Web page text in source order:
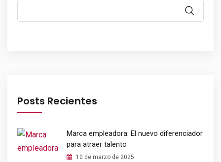
Posts Recientes
Marca empleadora: El nuevo diferenciador
para atraer talento
10 de marzo de 2025